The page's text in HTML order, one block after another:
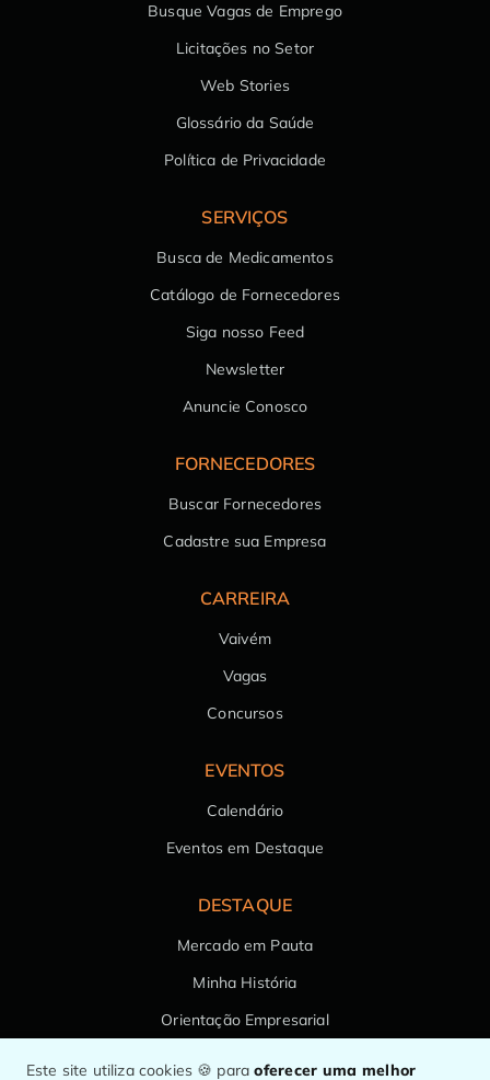
Busque Vagas de Emprego
Licitações no Setor
Web Stories
Glossário da Saúde
Política de Privacidade
SERVIÇOS
Busca de Medicamentos
Catálogo de Fornecedores
Siga nosso Feed
Newsletter
Anuncie Conosco
FORNECEDORES
Buscar Fornecedores
Cadastre sua Empresa
CARREIRA
Vaivém
Vagas
Concursos
EVENTOS
Calendário
Eventos em Destaque
DESTAQUE
Mercado em Pauta
Minha História
Orientação Empresarial
Este site utiliza cookies 🍪 paraoferecer uma melhor